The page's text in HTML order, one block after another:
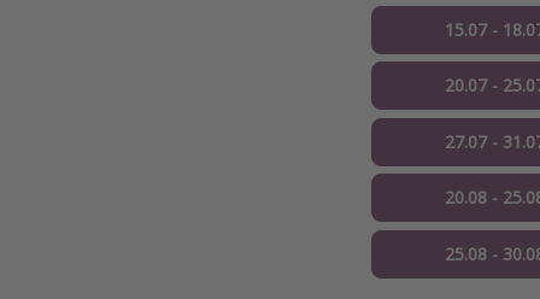
15.07 -
20.07 -
27.07 -
20.08 -
25.08 -